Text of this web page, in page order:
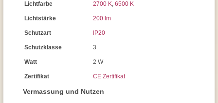
Lichtfarbe 2700 K, 6500 K
Lichtstärke 200 lm
Schutzart IP20
Schutzklasse 3
Watt 2 W
Zertifikat CE Zertifikat
Vermassung und Nutzen